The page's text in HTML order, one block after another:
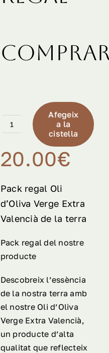
quantitat
Pack
Afegeix
a la
cistella
20.00€
Pack regal Oli
d’Oliva Verge Extra
Valencià de la terra
Pack regal del nostre
producte
Descobreix l’essència
de la nostra terra amb
el nostre Oli d’Oliva
Verge Extra Valencià,
un producte d’alta
qualitat que reflecteix